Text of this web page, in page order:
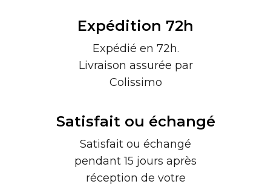
Expédition 72h
Expédié en 72h.
Livraison assurée par
Colissimo
Satisfait ou échangé
Satisfait ou échangé
pendant 15 jours après
réception de votre